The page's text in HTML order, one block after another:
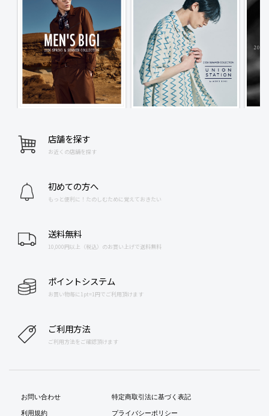
店舗を探す
お近くの店舗を探す
初めての方へ
もっと便利に！たのしむために覚えておきたい
送料無料
10,000円以上（税込）のお買い上げで送料無料
ポイントシステム
お買い物毎に1pt=1円でご利用頂けます
ご利用方法
ご利用方法をご確認頂けます
お問い合わせ
利用規約
特定商取引法に基づく表記
プライバシーポリシー